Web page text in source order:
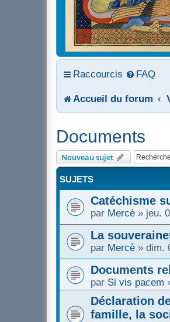
Raccourcis FAQ
Accueil du forum
Documents
Nouveau sujet
SUJETS
Catéchisme
par Mercè » jeu.
La
par Mercè » dim.
Documents
par Si vis pacem
Déclaration
famille, la